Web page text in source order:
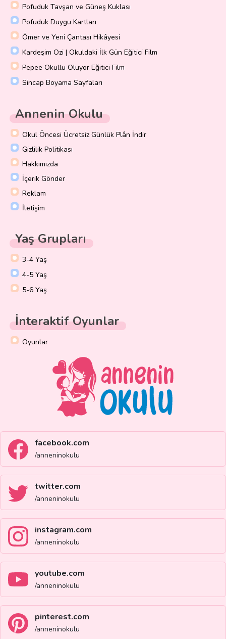
Pofuduk Tavşan ve Güneş Kuklası
Pofuduk Duygu Kartları
Ömer ve Yeni Çantası Hikâyesi
Kardeşim Ozi | Okuldaki İlk Gün Eğitici Film
Pepee Okullu Oluyor Eğitici Film
Sincap Boyama Sayfaları
Annenin Okulu
Okul Öncesi Ücretsiz Günlük Plân İndir
Gizlilik Politikası
Hakkımızda
İçerik Gönder
Reklam
İletişim
Yaş Grupları
3-4 Yaş
4-5 Yaş
5-6 Yaş
İnteraktif Oyunlar
Oyunlar
facebook.com
/anneninokulu
twitter.com
/anneninokulu
instagram.com
/anneninokulu
youtube.com
/anneninokulu
pinterest.com
/anneninokulu